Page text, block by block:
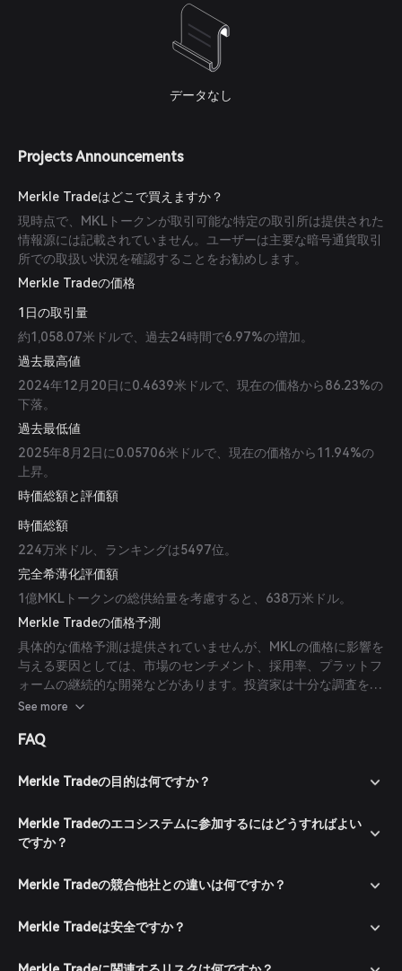
データなし
Projects Announcements
Merkle Tradeはどこで買えますか？
現時点で、MKLトークンが取引可能な特定の取引所は提供された
情報源には記載されていません。ユーザーは主要な暗号通貨取引
所での取扱い状況を確認することをお勧めします。
Merkle Tradeの価格
1日の取引量
約1,058.07米ドルで、過去24時間で6.97%の増加。
過去最高値
2024年12月20日に0.4639米ドルで、現在の価格から86.23%の
下落。
過去最低値
2025年8月2日に0.05706米ドルで、現在の価格から11.94%の
上昇。
時価総額と評価額
時価総額
224万米ドル、ランキングは5497位。
完全希薄化評価額
1億MKLトークンの総供給量を考慮すると、638万米ドル。
Merkle Tradeの価格予測
具体的な価格予測は提供されていませんが、MKLの価格に影響を
与える要因としては、市場のセンチメント、採用率、プラットフ
ォームの継続的な開発などがあります。投資家は十分な調査を行
い、市場状況を考慮した上で投資判断を下すべきです。
See more
FAQ
Merkle Tradeの目的は何ですか？
Merkle Tradeのエコシステムに参加するにはどうすればよい
ですか？
Merkle Tradeの競合他社との違いは何ですか？
Merkle Tradeは安全ですか？